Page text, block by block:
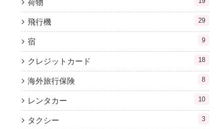
荷物
飛行機 29
宿 9
クレジットカード 18
海外旅行保険 8
レンタカー 10
タクシー 3